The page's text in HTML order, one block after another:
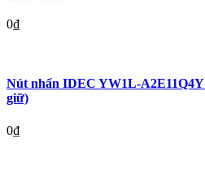
0₫
Nút nhấn IDEC YW1L-
giữ)
0₫